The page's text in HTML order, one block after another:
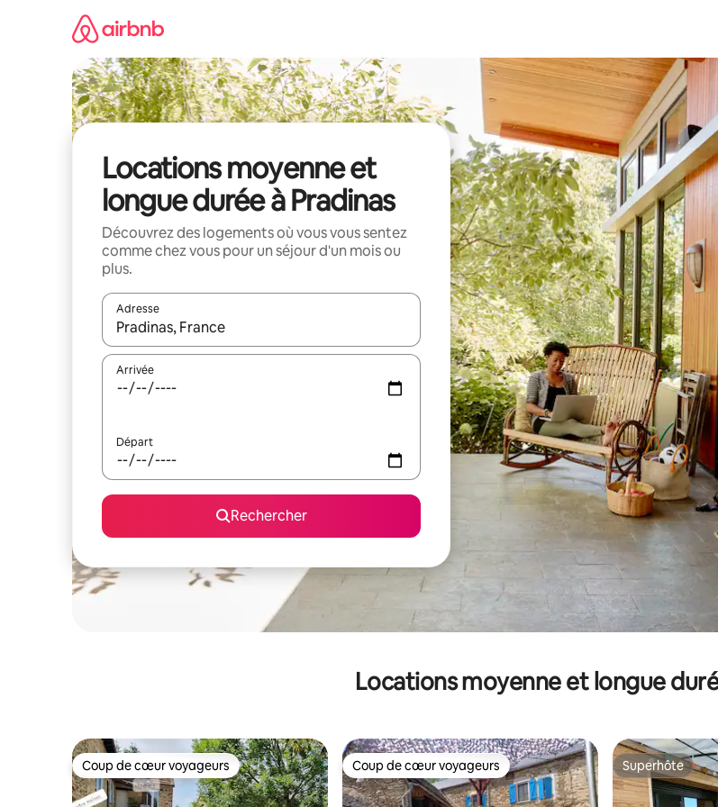
Locations moyenne et
longue durée à Pradinas
Découvrez des logements où vous vous sentez
comme chez vous pour un séjour d'un mois ou
plus.
Adresse
Lorsque les résultats s'affichent, utilisez les flèches vers le haut et vers le bas pour les parcourir ou en
Arrivée
Départ
Rechercher
Locations moyenne et longue
Coup de cœur voyageurs
Coup de cœur voyageurs Coup de cœur voyageurs
Coup de cœur voyageurs Superhôte
Superhôte